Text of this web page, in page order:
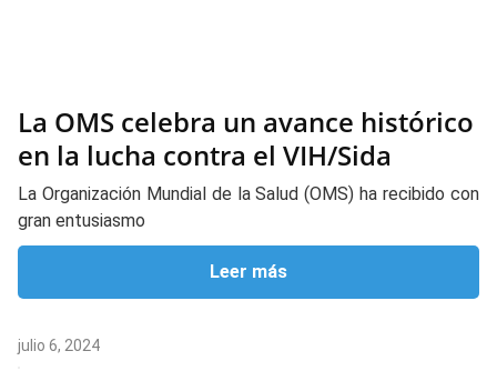
La OMS celebra un avance histórico
en la lucha contra el VIH/Sida
La Organización Mundial de la Salud (OMS) ha recibido con
gran entusiasmo
Leer más
julio 6, 2024